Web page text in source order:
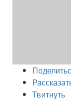
Твитнуть